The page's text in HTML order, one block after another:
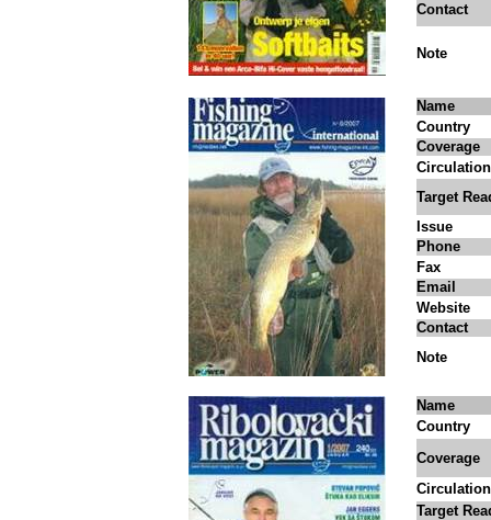
Contact
Note
Name
Country
Coverage
Circulation
Target
Issue
Phone
Fax
Email
Website
Contact
Note
Name
Country
Coverage
Circulation
Target